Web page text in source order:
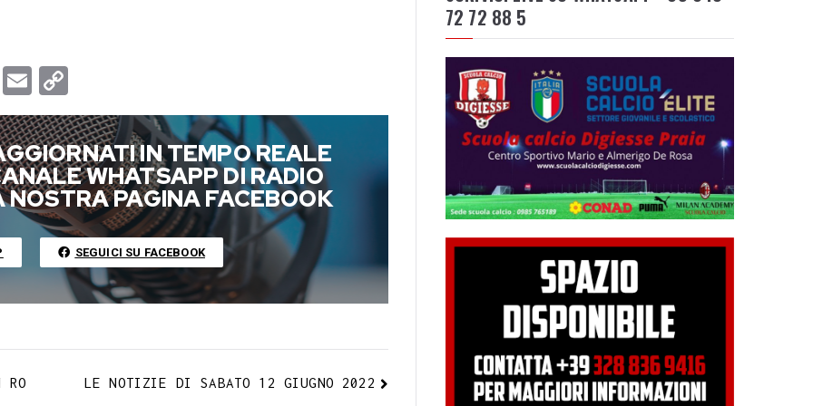
T
E
m
a
i
l
o
p
y
L
i
n
k
IN TEMPO REALE
WHATSAPP DI RADIO
NOSTRA PAGINA FACEBOOK
SEGUICI SU FACEBOOK
RO
LE NOTIZIE DI SABATO 12 GIUGNO 2022
72 72 88 5